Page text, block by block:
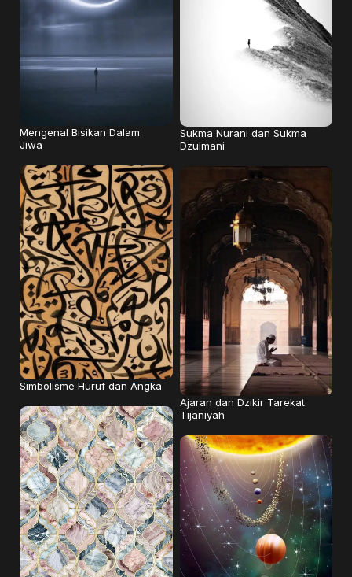
Mengenal Bisikan Dalam
Jiwa
Sukma Nurani dan Sukma
Dzulmani
Simbolisme Huruf dan Angka
Ajaran dan Dzikir Tarekat
Tijaniyah